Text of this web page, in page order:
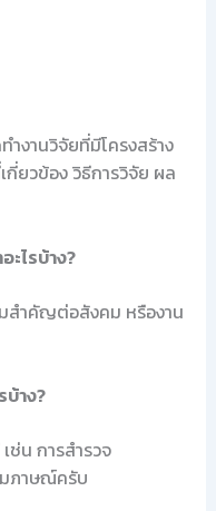
งานวิจัยที่มีโครงสร้าง
กี่ยวข้อง วิธีการวิจัย ผล
ไรบ้าง?
สำคัญต่อสังคม หรืองาน
บ้าง?
ช่น การสำรวจ
ภาษณ์ครับ